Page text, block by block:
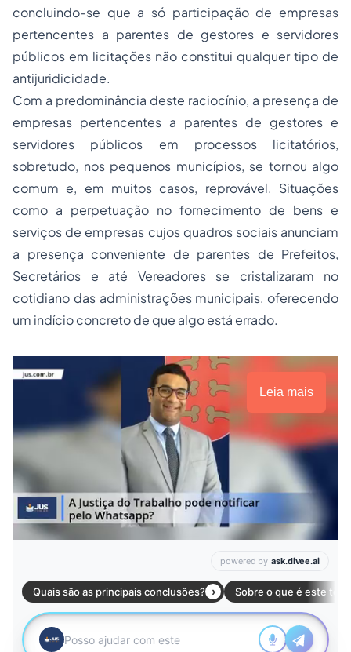
concluindo-se que a só participação de empresas
pertencentes a parentes de gestores e servidores
públicos em licitações não constitui qualquer tipo de
antijuridicidade.
Com a predominância deste raciocínio, a presença de
empresas pertencentes a parentes de gestores e
servidores públicos em processos licitatórios,
sobretudo, nos pequenos municípios, se tornou algo
comum e, em muitos casos, reprovável. Situações
como a perpetuação no fornecimento de bens e
serviços de empresas cujos quadros sociais anunciam
a presença conveniente de parentes de Prefeitos,
Secretários e até Vereadores se cristalizaram no
cotidiano das administrações municipais, oferecendo
um indício concreto de que algo está errado.
Leia mais